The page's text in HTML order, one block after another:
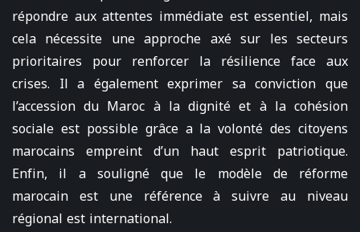
répondre aux attentes immédiate est essentiel, mais
cela nécessite une approche axé sur les secteurs
prioritaires pour renforcer la résilience face aux
crises. Il a également exprimer sa conviction que
l’accession du Maroc à la dignité et à la cohésion
sociale est possible grâce a la volonté des citoyens
marocains empreint d’un haut esprit patriotique.
Enfin, il a souligné que le modèle de réforme
marocain est une référence à suivre au niveau
régional est international.